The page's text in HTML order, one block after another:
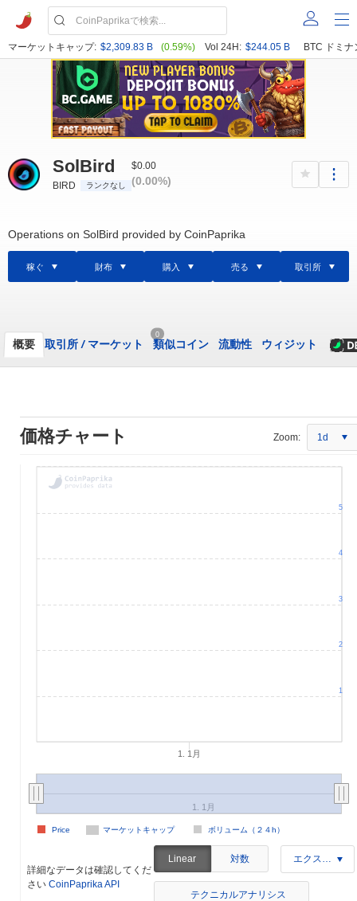
マーケットキャップ: $2,309.83 B (0.59%) Vol 24H: $244.05 B BTC ドミナ
SolBird
BIRD ランクなし
$0.00
(0.00%)
Operations on SolBird provided by CoinPaprika
稼ぐ 財布 購入 売る 取引所
概要 取引所 /マーケット
0
類似コイン 流動性 ウィジット
価格チャート Zoom: 1d
1. 1月
マーケットキャップ ボリューム（２４h）
Price
1. 1月
1
2
3
4
5
詳細なデータは確認してくだ
さい CoinPaprika API
Linear 対数 エクスポート
テクニカルアナリシス